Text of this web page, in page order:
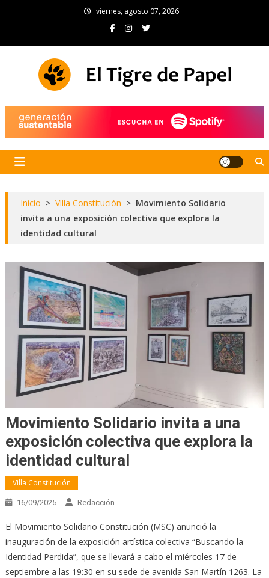
viernes, agosto 07, 2026
Inicio > Villa Constitución > Movimiento Solidario
invita a una exposición colectiva que explora la
identidad cultural
Movimiento Solidario invita a una
exposición colectiva que explora la
identidad cultural
Villa Constitución
16/09/2025 Redacción
El Movimiento Solidario Constitución (MSC) anunció la
inauguración de la exposición artística colectiva “Buscando la
Identidad Perdida”, que se llevará a cabo el miércoles 17 de
septiembre a las 19:30 en su sede de avenida San Martín 1263. La